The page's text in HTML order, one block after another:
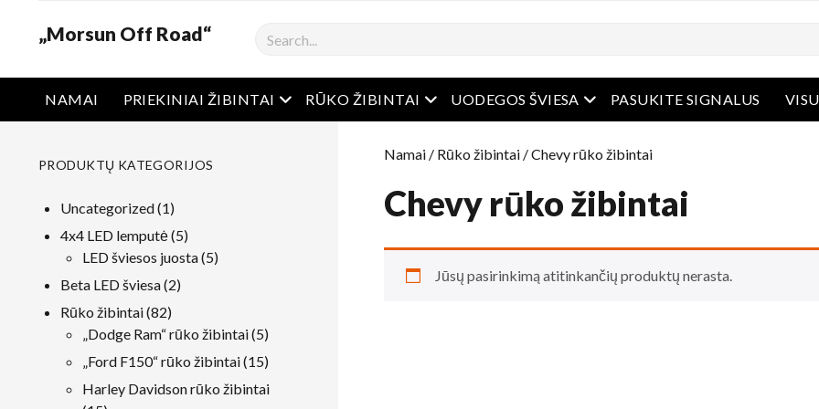
„Morsun Off Road“ Ieškoti
NAMAI PRIEKINIAI ŽIBINTAI Atidaryti meniu
RŪKO ŽIBINTAI Atidaryti meniu
UODEGOS ŠVIESA Atidaryti meniu
PASUKITE SIGNALUS
Namai / Rūko žibintai / Chevy rūko žibintai
Chevy rūko žibintai
Jūsų pasirinkimą atitinkančių produktų nerasta.
PRODUKTŲ KATEGORIJOS
Uncategorized 11
produktas
4x4 LED lemputė 55
produktai
LED šviesos juosta 55
Beta LED šviesa 22
Rūko žibintai 8282
produktai
„Dodge Ram“ rūko žibintai 55
produktai
„Ford F150“ rūko žibintai 1515
produktai
Harley Davidson rūko žibintai